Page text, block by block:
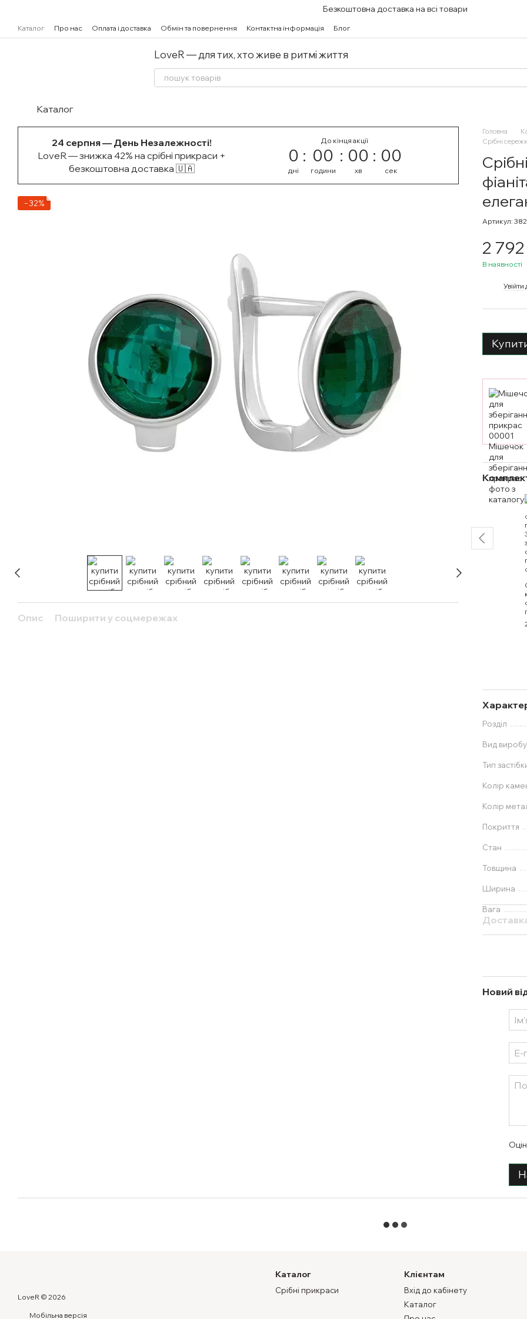
Безкоштовна доставка на всі товари
Каталог Про нас Оплата і доставка Обмін та повернення Контактна інформація Блог
LoveR — для тих, хто живе в ритмі життя
Каталог
24 серпня — День Незалежності!
LoveR — знижка 42% на срібні прикраси +
безкоштовна доставка 🇺🇦
До кінця акції
0
дні
00
години
00
хв
00
сек
−32%
Опис Поширити у соцмережах
Головна
Срібні
Артикул:
2
В наявності
Увійти
Розділ
Вид виробу
Тип
Колір
Колір
Покриття
Стан
Товщина
Ширина
Вага
Новий
LoveR © 2026
Мобільна версія
Каталог
Срібні прикраси
Клієнтам
Вхід до кабінету
Каталог